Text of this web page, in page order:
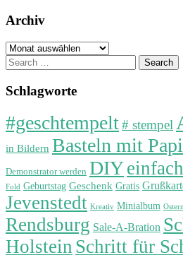
Archiv
Archiv
Search
for:
Schlagworte
#geschtempelt# stempel
in Bildern Basteln mit
Demonstrator werden DIYeinfach
Fold Geburtstag Geschenk Gratis
Jevenstedt Kreativ Minialbum Ostern
Rendsburg Sale-A-Bration
Holstein Schritt für